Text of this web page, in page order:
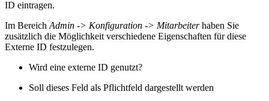
ID eintragen.
Im Bereich Admin -> Konfiguration -> Mitarbeiterhaben Sie
zusätzlich die Möglichkeit verschiedene Eigenschaften für diese
Externe ID festzulegen.
Wird eine externe ID genutzt?
Soll dieses Feld als Pflichtfeld dargestellt werden